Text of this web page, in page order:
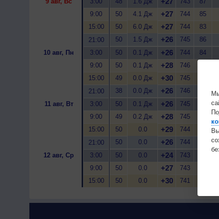
9:00
50 4.1 Дж +27 744 85
15:00
50 6.0 Дж +27 744 83
21:00
50 1.5 Дж +26 745 86
10 авг, Пн
3:00 50 0.1 Дж +26 744 84
9:00
50 0.1 Дж +28 746
15:00
49 0.0 Дж +30 745
21:00
38 0.0 Дж +26 746
11 авг, Вт
3:00 50 0.1 Дж +26 745
9:00
49 0.2 Дж +28 745
15:00
50 0.0 +29 744
21:00
50 0.0 +26 744
12 авг, Ср
3:00 50 0.0 +24 743
9:00
50 0.0 +27 743
15:00
50 0.0 +30 741